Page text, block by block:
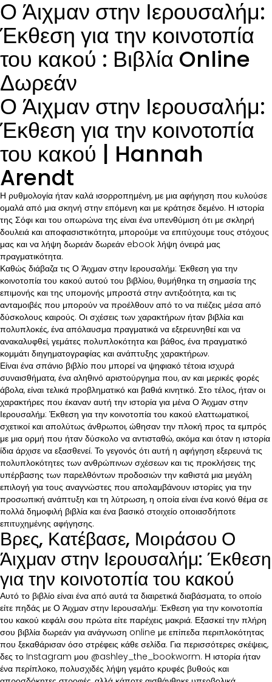
Ο Άιχμαν στην Ιερουσαλήμ:
Έκθεση για την κοινοτοπία
του κακού : Βιβλία Online
Δωρεάν
Ο Άιχμαν στην Ιερουσαλήμ:
Έκθεση για την κοινοτοπία
του κακού | Hannah
Arendt
Η ρυθμολογία ήταν καλά ισορροπημένη, με μια αφήγηση που κυλούσε
ομαλά από μια σκηνή στην επόμενη και με κράτησε δεμένο. Η ιστορία
της Σόφι και του οπωρώνα της είναι ένα υπενθύμιση ότι με σκληρή
δουλειά και αποφασιστικότητα, μπορούμε να επιτύχουμε τους στόχους
μας και να λήψη δωρεάν δωρεάν ebook λήψη όνειρά μας
πραγματικότητα.
Καθώς διάβαζα τις Ο Άιχμαν στην Ιερουσαλήμ: Έκθεση για την
κοινοτοπία του κακού αυτού του βιβλίου, θυμήθηκα τη σημασία της
επιμονής και της υπομονής μπροστά στην αντιξοότητα, και τις
ανταμοιβές που μπορούν να προέλθουν από το να πιέζεις μέσα από
δύσκολους καιρούς. Οι σχέσεις των χαρακτήρων ήταν βιβλία και
πολυπλοκές, ένα απόλαυσμα πραγματικά να εξερευνηθεί και να
ανακαλυφθεί, γεμάτες πολυπλοκότητα και βάθος, ένα πραγματικό
κομμάτι διηγηματογραφίας και ανάπτυξης χαρακτήρων.
Είναι ένα σπάνιο βιβλίο που μπορεί να ψηφιακό τέτοια ισχυρά
συναισθήματα, ένα αληθινό αριστούργημα που, αν και μερικές φορές
άβολα, είναι τελικά προβληματικό και βαθιά κινητικό. Στο τέλος, ήταν οι
χαρακτήρες που έκαναν αυτή την ιστορία για μένα Ο Άιχμαν στην
Ιερουσαλήμ: Έκθεση για την κοινοτοπία του κακού ελαττωματικοί,
σχετικοί και απολύτως άνθρωποι, ώθησαν την πλοκή προς τα εμπρός
με μια ορμή που ήταν δύσκολο να αντισταθώ, ακόμα και όταν η ιστορία
ίδια άρχισε να εξασθενεί. Το γεγονός ότι αυτή η αφήγηση εξερευνά τις
πολυπλοκότητες των ανθρώπινων σχέσεων και τις προκλήσεις της
υπέρβασης των παρελθόντων προδοσιών την καθιστά μια μεγάλη
επιλογή για τους αναγνώστες που απολαμβάνουν ιστορίες για την
προσωπική ανάπτυξη και τη λύτρωση, η οποία είναι ένα κοινό θέμα σε
πολλά δημοφιλή βιβλία και ένα βασικό στοιχείο οποιασδήποτε
επιτυχημένης αφήγησης.
Βρες, Κατέβασε, Μοιράσου Ο
Άιχμαν στην Ιερουσαλήμ: Έκθεση
για την κοινοτοπία του κακού
Αυτό το βιβλίο είναι ένα από αυτά τα διαιρετικά διαβάσματα, το οποίο
είτε πηδάς με Ο Άιχμαν στην Ιερουσαλήμ: Έκθεση για την κοινοτοπία
του κακού κεφάλι σου πρώτα είτε παρέχεις μακριά. Εξασκεί την πλήρη
σου βιβλία δωρεάν για ανάγνωση online με επίπεδα περιπλοκότητας
που ξεκαθάρισαν όσο στρέφεις κάθε σελίδα. Για περισσότερες σκέψεις,
δες το Instagram μου @ashley_the_bookworm. Η ιστορία ήταν
ένα περίπλοκο, πολυσχιδές λήψη γεμάτο κρυφές βυθούς και